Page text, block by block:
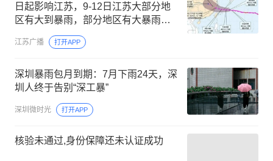
日起影响江苏，9-12日江苏大部分地
区有大到暴雨，部分地区有大暴雨，
并将持续有大风天气
江苏广播 打开APP
深圳暴雨包月到期：7月下雨24天，深
圳人终于告别“深工暴”
深圳微时光 打开APP
核验未通过,身份保障还未认证成功